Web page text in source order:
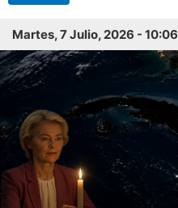
Martes, 7 Julio, 2026 - 10:06